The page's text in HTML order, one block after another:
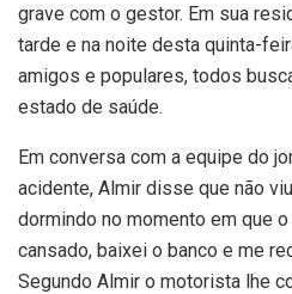
grave com o gestor. Em sua
tarde e na noite desta quinta-
amigos e populares, todos
estado de saúde.
Em conversa com a equipe do
acidente, Almir disse que não
dormindo no momento em que
cansado, baixei o banco e me
Segundo Almir o motorista lhe